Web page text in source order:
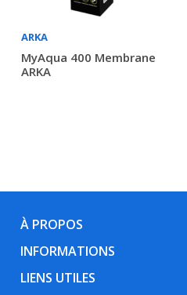
ARKA
MyAqua 400 Membrane
ARKA
À PROPOS
INFORMATIONS
LIENS UTILES